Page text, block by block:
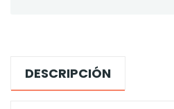
DESCRIPCIÓN